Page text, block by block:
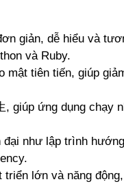
giản, dễ hiểu và
và Ruby.
mật tiên tiến, giúp
, giúp ứng dụng chạy
đại như lập trình
lớn và năng